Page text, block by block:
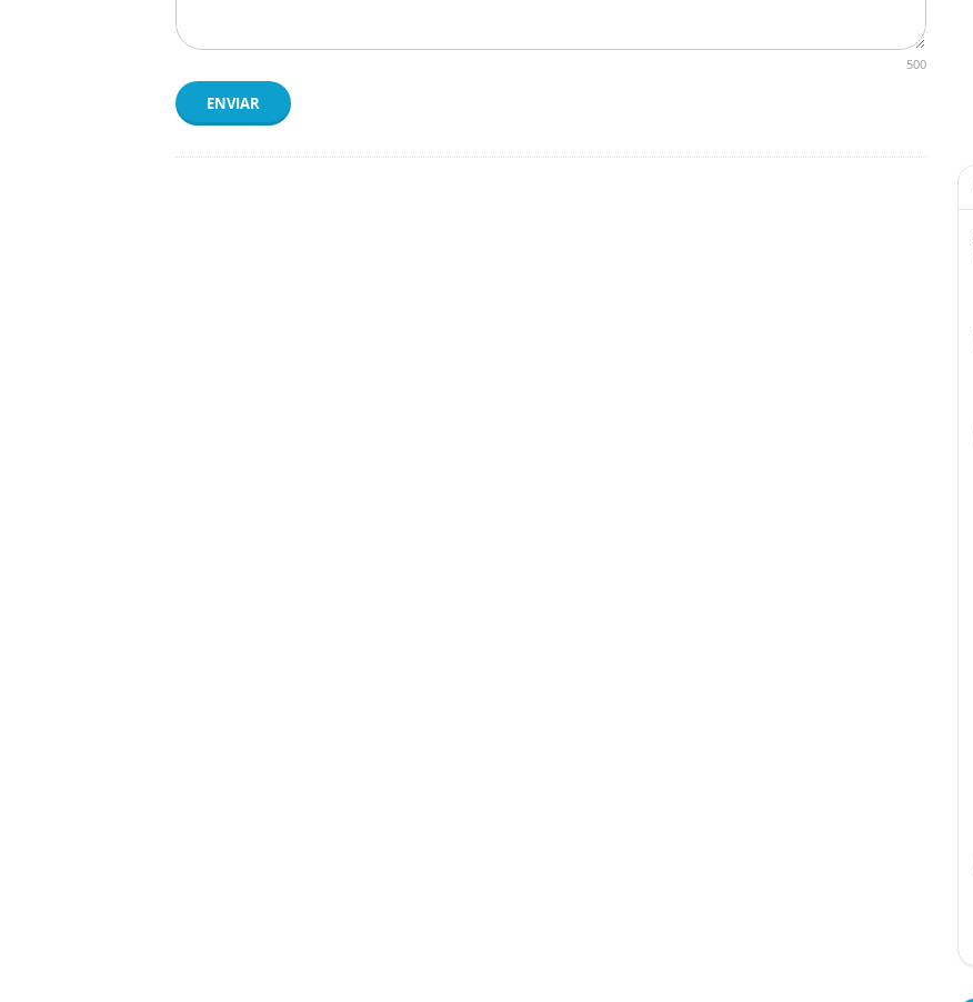
500
ENVIAR